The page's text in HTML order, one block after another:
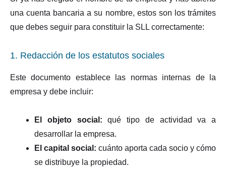
una cuenta bancaria a su nombre, estos son los trámites
que debes seguir para constituir la SLL correctamente:
1. Redacción de los estatutos sociales
Este documento establece las normas internas de la
empresa y debe incluir:
El objeto social: qué tipo de actividad va a
desarrollar la empresa.
El capital social: cuánto aporta cada socio y cómo
se distribuye la propiedad.